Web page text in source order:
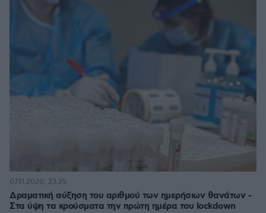
Δραματική αύξηση του αριθμού των ημερήσιων θανάτων -
Στα ύψη τα κρούσματα την πρώτη ημέρα του lockdown
07.11.2020, 23:25